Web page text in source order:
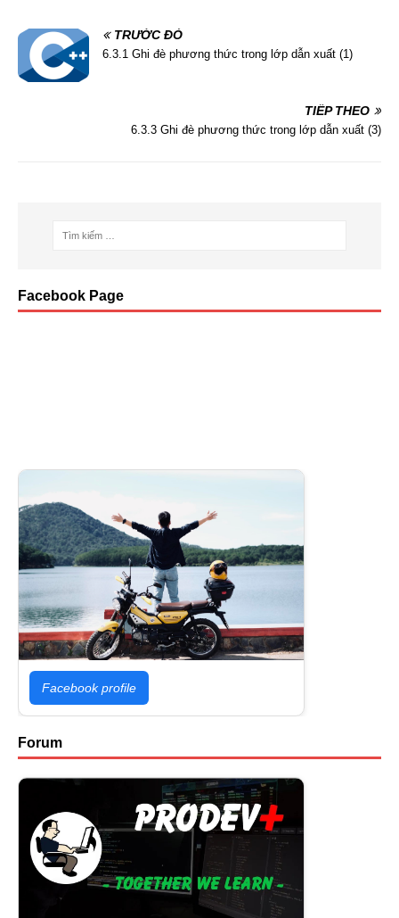
e
b
er e
p e
TRƯỚC ĐÓ
6.3.1 Ghi đè phương thức trong lớp dẫn xuất (1)
TIẾP THEO
6.3.3 Ghi đè phương thức trong lớp dẫn xuất (3)
Facebook Page
Facebook profile
Forum